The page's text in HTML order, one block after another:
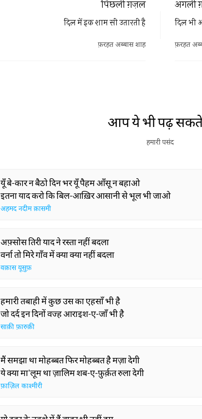
अगली
दिल भी
फ़रहत
पिछली ग़ज़ल
दिल में इक शाम सी उतारती है
फ़रहत अब्बास शाह
आप ये भी पढ़
हमारी पसंद
यूँ बे-कार न बैठो दिन भर यूँ पैहम आँसू न बहाओ
इतना याद करो कि बिल-आख़िर आसानी से भूल भी जाओ
अहमद नदीम क़ासमी
अफ़्सोस तिरी याद ने रस्ता नहीं बदला
वर्ना तो मिरे गाँव में क्या क्या नहीं बदला
वक़ास यूसुफ़
हमारी तबाही में कुछ उस का एहसाँ भी है
जो दर्द इन दिनों वज्ह आराइश-ए-जाँ भी है
साक़ी फ़ारुक़ी
मैं समझा था मोहब्बत फिर मोहब्बत है मज़ा देगी
ये क्या मा'लूम था ज़ालिम शब-ए-फ़ुर्क़त रुला देगी
फ़ाज़िल काश्मीरी